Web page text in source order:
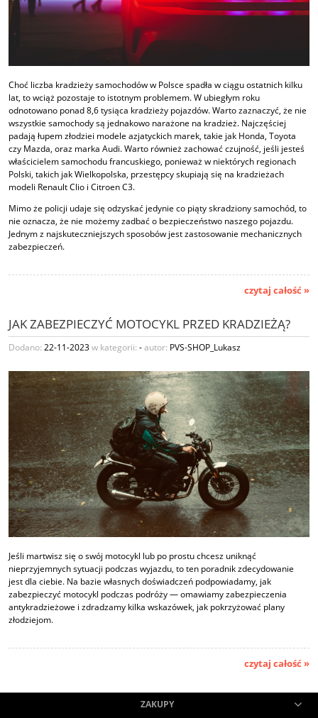
Choć liczba kradzieży samochodów w Polsce spadła w ciągu ostatnich kilku
lat, to wciąż pozostaje to istotnym problemem. W ubiegłym roku
odnotowano ponad 8,6 tysiąca kradzieży pojazdów. Warto zaznaczyć, że nie
wszystkie samochody są jednakowo narażone na kradzież. Najczęściej
padają łupem złodziei modele azjatyckich marek, takie jak Honda, Toyota
czy Mazda, oraz marka Audi. Warto również zachować czujność, jeśli jesteś
właścicielem samochodu francuskiego, ponieważ w niektórych regionach
Polski, takich jak Wielkopolska, przestępcy skupiają się na kradzieżach
modeli Renault Clio i Citroen C3.
Mimo że policji udaje się odzyskać jedynie co piąty skradziony samochód, to
nie oznacza, że nie możemy zadbać o bezpieczeństwo naszego pojazdu.
Jednym z najskuteczniejszych sposobów jest zastosowanie mechanicznych
zabezpieczeń.
czytaj całość »
JAK ZABEZPIECZYĆ MOTOCYKL PRZED KRADZIEŻĄ?
Dodano: 22-11-2023w kategorii: -autor: PVS-SHOP_Lukasz
Jeśli martwisz się o swój motocykl lub po prostu chcesz uniknąć
nieprzyjemnych sytuacji podczas wyjazdu, to ten poradnik zdecydowanie
jest dla ciebie. Na bazie własnych doświadczeń podpowiadamy, jak
zabezpieczyć motocykl podczas podróży — omawiamy zabezpieczenia
antykradzieżowe i zdradzamy kilka wskazówek, jak pokrzyżować plany
złodziejom.
czytaj całość »
ZAKUPY